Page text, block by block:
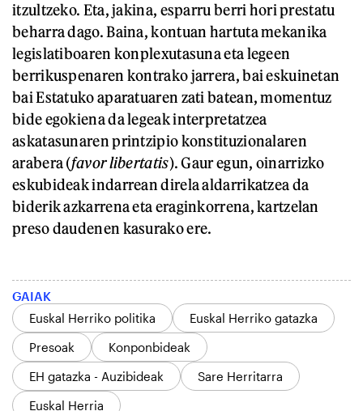
itzultzeko. Eta, jakina, esparru berri hori prestatu
beharra dago. Baina, kontuan hartuta mekanika
legislatiboaren konplexutasuna eta legeen
berrikuspenaren kontrako jarrera, bai eskuinetan
bai Estatuko aparatuaren zati batean, momentuz
bide egokiena da legeak interpretatzea
askatasunaren printzipio konstituzionalaren
arabera (favor libertatis). Gaur egun, oinarrizko
eskubideak indarrean direla aldarrikatzea da
biderik azkarrena eta eraginkorrena, kartzelan
preso daudenen kasurako ere.
GAIAK
Euskal Herriko politika
Euskal Herriko gatazka
Presoak
Konponbideak
EH gatazka - Auzibideak
Sare Herritarra
Euskal Herria